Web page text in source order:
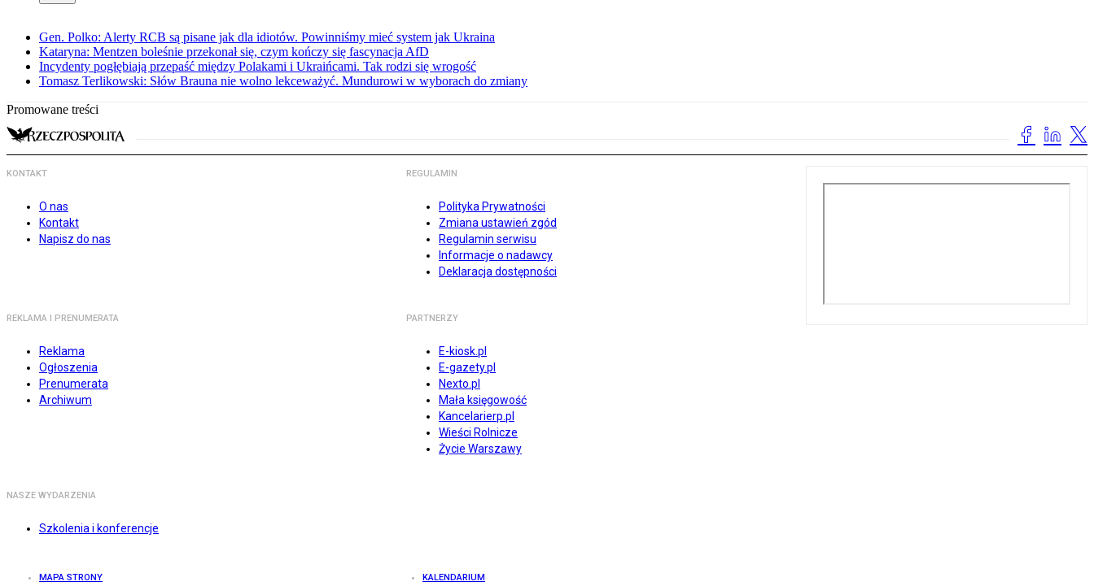
Gen. Polko: Alerty RCB są pisane jak dla idiotów. Powinniśmy mieć system jak Ukraina
Kataryna: Mentzen boleśnie przekonał się, czym kończy się fascynacja AfD
Incydenty pogłębiają przepaść między Polakami i Ukraińcami. Tak rodzi się wrogość
Tomasz Terlikowski: Słów Brauna nie wolno lekceważyć. Mundurowi w wyborach do zmiany
Promowane treści
KONTAKT
O nas
Kontakt
Napisz do nas
REGULAMIN
Polityka Prywatności
Zmiana ustawień zgód
Regulamin serwisu
Informacje o nadawcy
Deklaracja dostępności
REKLAMA I PRENUMERATA
Reklama
Ogłoszenia
Prenumerata
Archiwum
PARTNERZY
E-kiosk.pl
E-gazety.pl
Nexto.pl
Mała księgowość
Kancelarierp.pl
Wieści Rolnicze
Życie Warszawy
NASZE WYDARZENIA
Szkolenia i konferencje
MAPA STRONY KALENDARIUM